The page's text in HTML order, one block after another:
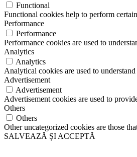
Functional
Functional cookies help to perform
Performance
Performance
Performance cookies are used to
Analytics
Analytics
Analytical cookies are used to
Advertisement
Advertisement
Advertisement cookies are used to
Others
Others
Other uncategorized cookies are those
SALVEAZĂ ȘI ACCEPTĂ